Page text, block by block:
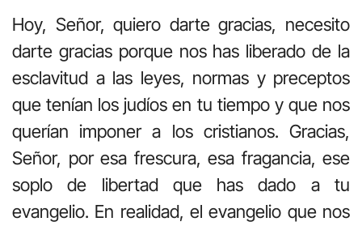
Hoy, Señor, quiero darte gracias, necesito
darte gracias porque nos has liberado de la
esclavitud a las leyes, normas y preceptos
que tenían los judíos en tu tiempo y que nos
querían imponer a los cristianos. Gracias,
Señor, por esa frescura, esa fragancia, ese
soplo de libertad que has dado a tu
evangelio. En realidad, el evangelio que nos